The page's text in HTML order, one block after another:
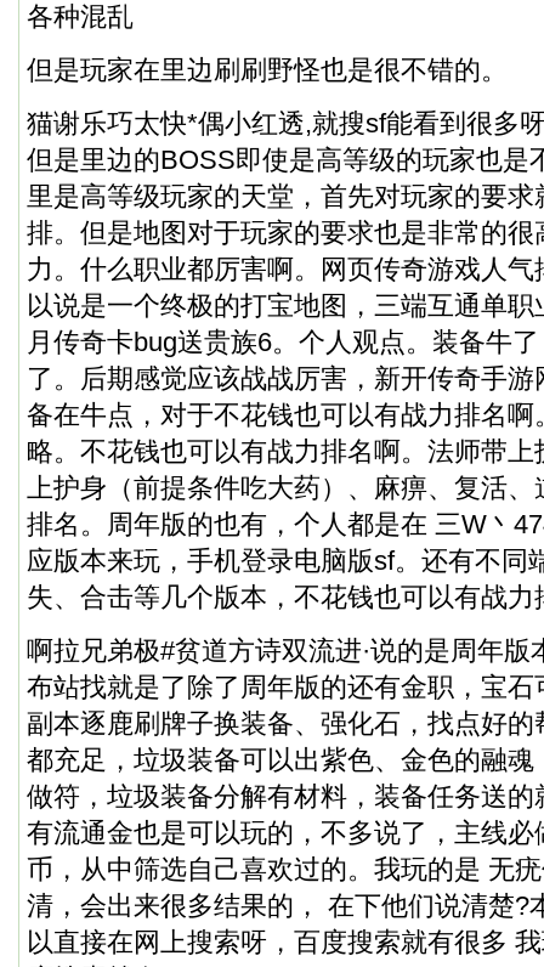
各种混乱
但是玩家在里边刷刷野怪也是很不错的。
猫谢乐巧太快*偶小红透,就搜sf能看到很多
但是里边的BOSS即使是高等级的玩家也是
里是高等级玩家的天堂，首先对玩家的要
排。但是地图对于玩家的要求也是非常的
力。什么职业都厉害啊。网页传奇游戏人
以说是一个终极的打宝地图，三端互通单职
月传奇卡bug送贵族6。个人观点。装备牛
了。后期感觉应该战战厉害，新开传奇手
备在牛点，对于不花钱也可以有战力排名
略。不花钱也可以有战力排名啊。法师带
上护身（前提条件吃大药）、麻痹、复活
排名。周年版的也有，个人都是在 三W丶
应版本来玩，手机登录电脑版sf。还有不同
失、合击等几个版本，不花钱也可以有战力
啊拉兄弟极#贫道方诗双流进·说的是周年版
布站找就是了除了周年版的还有金职，宝
副本逐鹿刷牌子换装备、强化石，找点好
都充足，垃圾装备可以出紫色、金色的融
做符，垃圾装备分解有材料，装备任务送
有流通金也是可以玩的，不多说了，主线
币，从中筛选自己喜欢过的。我玩的是 无
清，会出来很多结果的， 在下他们说清楚?
以直接在网上搜索呀，百度搜索就有很多